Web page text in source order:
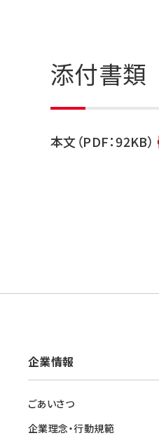
添付書類
本文（PDF：92KB）
企業情報
ごあいさつ
企業理念・行動規範